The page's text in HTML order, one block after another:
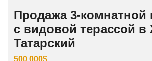
Продажа 3‑комнатной
с видовой терассой
Татарский
500.000$